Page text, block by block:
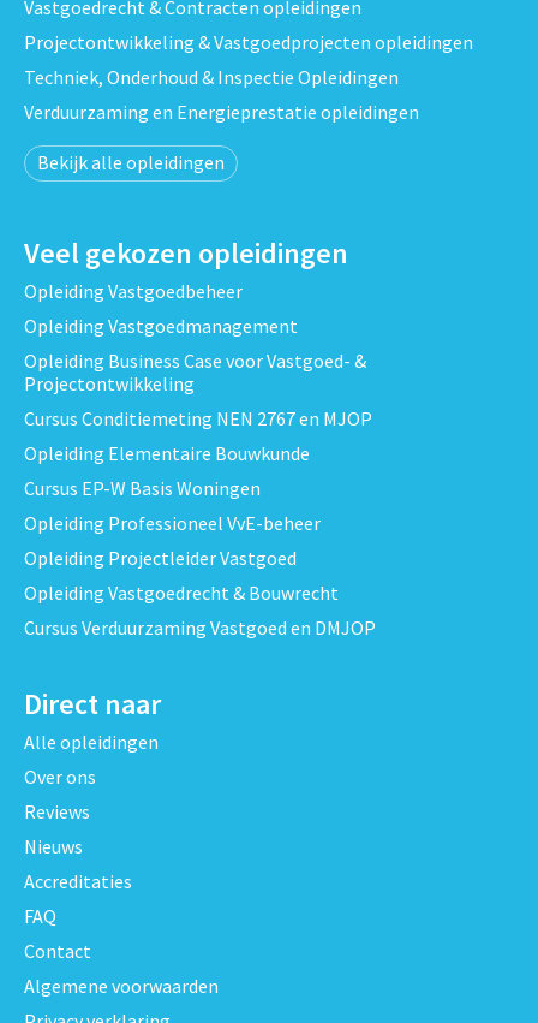
Vastgoedrecht & Contracten opleidingen
Projectontwikkeling & Vastgoedprojecten opleidingen
Techniek, Onderhoud & Inspectie Opleidingen
Verduurzaming en Energieprestatie opleidingen
Bekijk alle opleidingen
Veel gekozen opleidingen
Opleiding Vastgoedbeheer
Opleiding Vastgoedmanagement
Opleiding Business Case voor Vastgoed- &
Projectontwikkeling
Cursus Conditiemeting NEN 2767 en MJOP
Opleiding Elementaire Bouwkunde
Cursus EP-W Basis Woningen
Opleiding Professioneel VvE-beheer
Opleiding Projectleider Vastgoed
Opleiding Vastgoedrecht & Bouwrecht
Cursus Verduurzaming Vastgoed en DMJOP
Direct naar
Alle opleidingen
Over ons
Reviews
Nieuws
Accreditaties
FAQ
Contact
Algemene voorwaarden